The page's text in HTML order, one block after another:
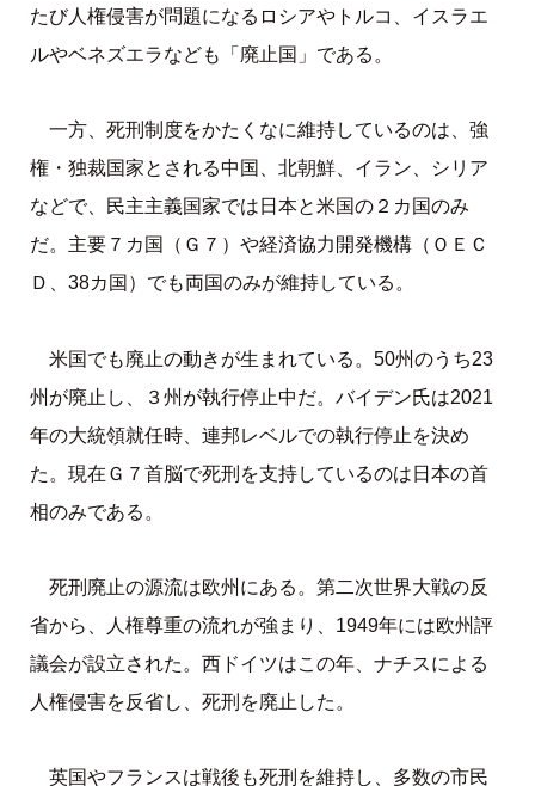
たび人権侵害が問題になるロシアやトルコ、イスラエ
ルやベネズエラなども「廃止国」である。
一方、死刑制度をかたくなに維持しているのは、強
権・独裁国家とされる中国、北朝鮮、イラン、シリア
などで、民主主義国家では日本と米国の２カ国のみ
だ。主要７カ国（Ｇ７）や経済協力開発機構（ＯＥＣ
Ｄ、38カ国）でも両国のみが維持している。
米国でも廃止の動きが生まれている。50州のうち23
州が廃止し、３州が執行停止中だ。バイデン氏は2021
年の大統領就任時、連邦レベルでの執行停止を決め
た。現在Ｇ７首脳で死刑を支持しているのは日本の首
相のみである。
死刑廃止の源流は欧州にある。第二次世界大戦の反
省から、人権尊重の流れが強まり、1949年には欧州評
議会が設立された。西ドイツはこの年、ナチスによる
人権侵害を反省し、死刑を廃止した。
英国やフランスは戦後も死刑を維持し、多数の市民